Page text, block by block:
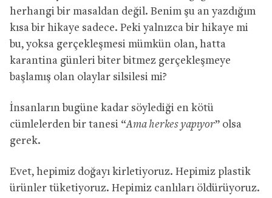
herhangi bir masaldan değil. Benim şu an yazdığım
kısa bir hikaye sadece. Peki yalnızca bir hikaye mi
bu, yoksa gerçekleşmesi mümkün olan, hatta
karantina günleri biter bitmez gerçekleşmeye
başlamış olan olaylar silsilesi mi?
İnsanların bugüne kadar söylediği en kötü
cümlelerden bir tanesi “Ama herkes yapıyor” olsa
gerek.
Evet, hepimiz doğayı kirletiyoruz. Hepimiz plastik
ürünler tüketiyoruz. Hepimiz canlıları öldürüyoruz.